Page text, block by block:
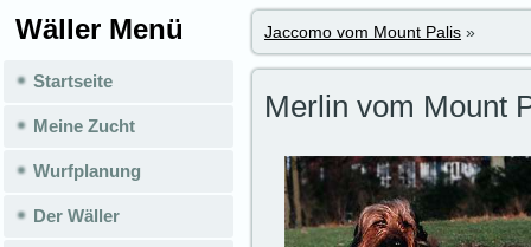
Wäller Menü
Startseite
Meine Zucht
Wurfplanung
Der Wäller
Jaccomo vom Mount Palis »
Merlin vom Mount